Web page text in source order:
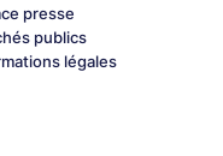
presse
publics
légales